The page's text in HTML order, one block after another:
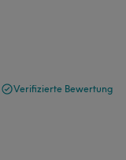
Verifizierte Bewertung